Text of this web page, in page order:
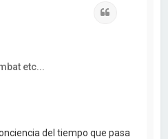
etc...
del tiempo que pasa